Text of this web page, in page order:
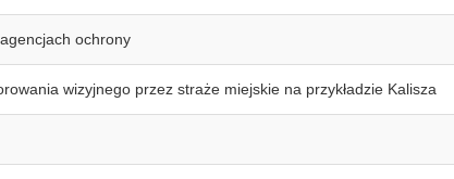
ochrony
wizyjnego przez straże miejskie na przykładzie Kalisza